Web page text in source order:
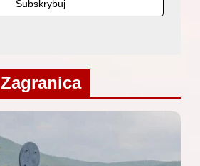
Zagranica